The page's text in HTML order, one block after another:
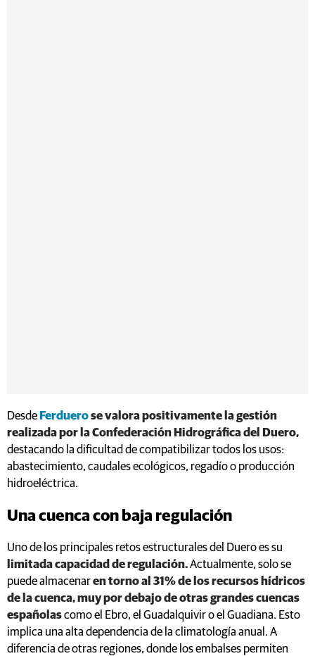
Desde Ferduerose valora positivamente la gestión
realizada por la Confederación Hidrográfica del Duero,
destacando la dificultad de compatibilizar todos los usos:
abastecimiento, caudales ecológicos, regadío o producción
hidroeléctrica.
Una cuenca con baja regulación
Uno de los principales retos estructurales del Duero es su
limitada capacidad de regulación.Actualmente, solo se
puede almacenaren torno al 31% de los recursos hídricos
de la cuenca, muy por debajo de otras grandes cuencas
españolascomo el Ebro, el Guadalquivir o el Guadiana. Esto
implica una alta dependencia de la climatología anual. A
diferencia de otras regiones, donde los embalses permiten